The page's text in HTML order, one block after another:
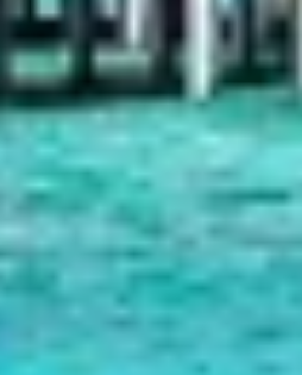
des publicités
des contenus
le biais de
de données
sources
les services
pour
: